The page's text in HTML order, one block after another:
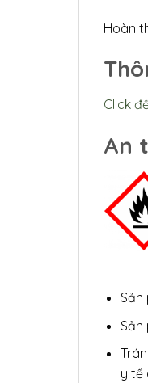
Hoàn
Click
An
Sản
Sản
y tế